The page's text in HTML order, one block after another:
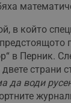
в който
в Перник.
страни
да води